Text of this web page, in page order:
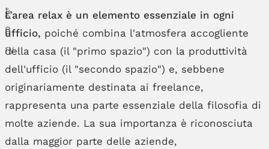
L’area relax è un elemento essenziale in ogni
ufficio, poiché combina l'atmosfera accogliente
della casa (il "primo spazio") con la produttività
dell'ufficio (il "secondo spazio") e, sebbene
originariamente destinata ai freelance,
rappresenta una parte essenziale della filosofia di
molte aziende. La sua importanza è riconosciuta
dalla maggior parte delle aziende,